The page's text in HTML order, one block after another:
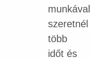
munkával
szeretnél
több
időt és